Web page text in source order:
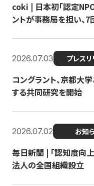
coki | 日本初「認定
ントが事務局を担い、
2026.07.03 プレスリ
コングラント、京都大
する共同研究を開始
2026.07.02 お知
毎日新聞 | 「認知度向
法人の全国組織設立